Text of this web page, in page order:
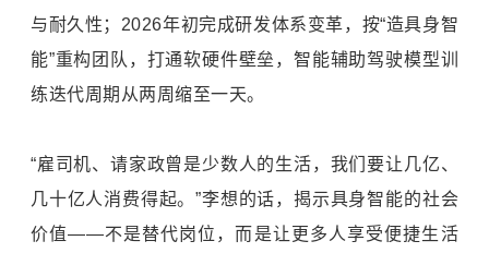
与耐久性；2026年初完成研发体系变革，按“造具身智
能”重构团队，打通软硬件壁垒，智能辅助驾驶模型训
练迭代周期从两周缩至一天。
“雇司机、请家政曾是少数人的生活，我们要让几亿、
几十亿人消费得起。”李想的话，揭示具身智能的社会
价值——不是替代岗位，而是让更多人享受便捷生活